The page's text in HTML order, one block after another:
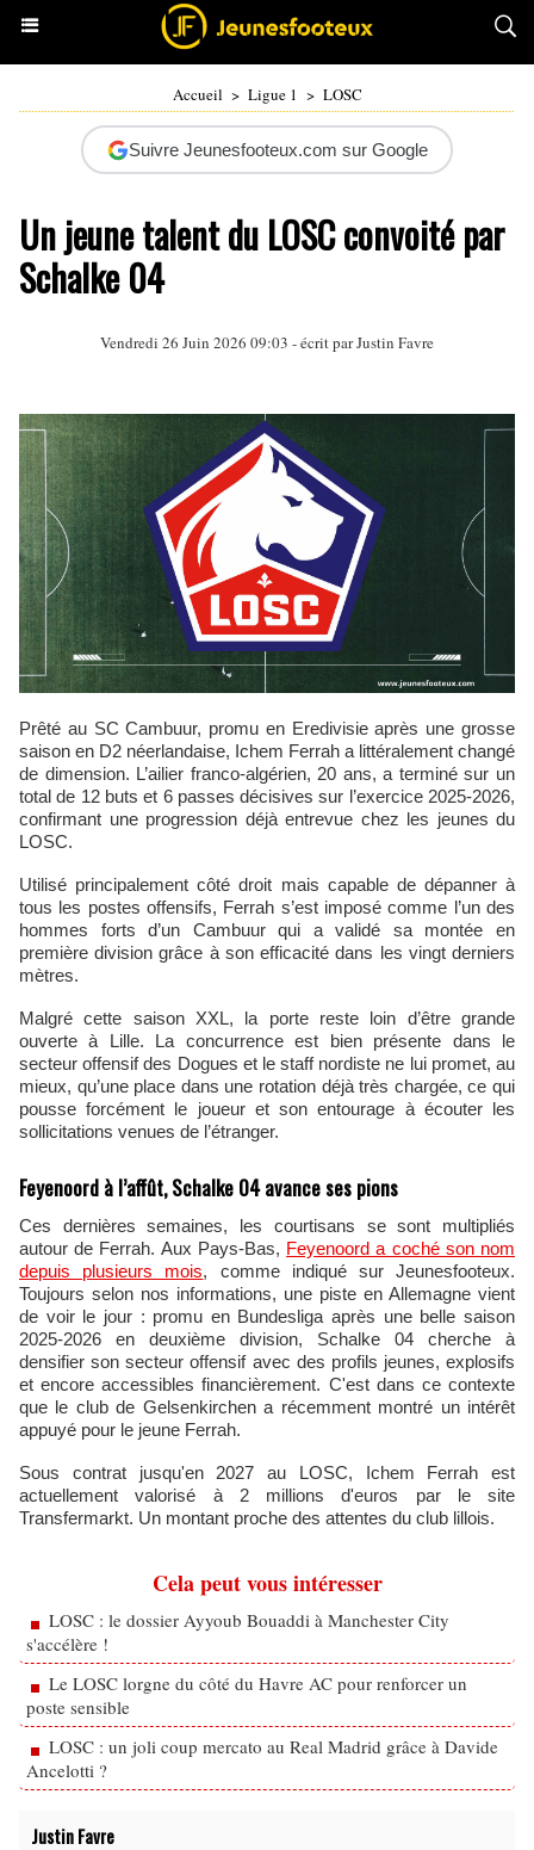
Accueil > Ligue 1 > LOSC
Suivre Jeunesfooteux.com sur Google
Un jeune talent du LOSC convoité par
Schalke 04
Vendredi 26 Juin 2026 09:03 - écrit parJustin Favre
Prêté au SC Cambuur, promu en Eredivisie après une grosse
saison en D2 néerlandaise, Ichem Ferrah a littéralement changé
de dimension. L’ailier franco-algérien, 20 ans, a terminé sur un
total de 12 buts et 6 passes décisives sur l’exercice 2025-2026,
confirmant une progression déjà entrevue chez les jeunes du
LOSC.
Utilisé principalement côté droit mais capable de dépanner à
tous les postes offensifs, Ferrah s’est imposé comme l’un des
hommes forts d’un Cambuur qui a validé sa montée en
première division grâce à son efficacité dans les vingt derniers
mètres.
Malgré cette saison XXL, la porte reste loin d’être grande
ouverte à Lille. La concurrence est bien présente dans le
secteur offensif des Dogues et le staff nordiste ne lui promet, au
mieux, qu’une place dans une rotation déjà très chargée, ce qui
pousse forcément le joueur et son entourage à écouter les
sollicitations venues de l’étranger.
Feyenoord à l’affût, Schalke 04 avance ses pions
Ces dernières semaines, les courtisans se sont multipliés
autour de Ferrah. Aux Pays-Bas, Feyenoord a coché son nom
depuis plusieurs mois, comme indiqué sur Jeunesfooteux.
Toujours selon nos informations, une piste en Allemagne vient
de voir le jour : promu en Bundesliga après une belle saison
2025‑2026 en deuxième division, Schalke 04 cherche à
densifier son secteur offensif avec des profils jeunes, explosifs
et encore accessibles financièrement. C'est dans ce contexte
que le club de Gelsenkirchen a récemment montré un intérêt
appuyé pour le jeune Ferrah.
Sous contrat jusqu'en 2027 au LOSC, Ichem Ferrah est
actuellement valorisé à 2 millions d'euros par le site
Transfermarkt. Un montant proche des attentes du club lillois.
Cela peut vous intéresser
LOSC : le dossier Ayyoub Bouaddi à Manchester City
s'accélère !
Le LOSC lorgne du côté du Havre AC pour renforcer un
poste sensible
LOSC : un joli coup mercato au Real Madrid grâce à Davide
Ancelotti ?
Justin Favre